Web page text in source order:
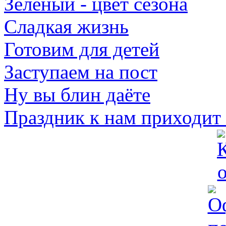
Сладкая жизнь
Готовим для детей
Заступаем на пост
Ну вы блин даёте
Праздник к нам